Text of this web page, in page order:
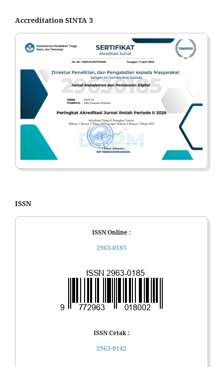
Accreditation SINTA 3
ISSN
ISSN Online :
2963-0185
ISSN Cetak :
2963-0142